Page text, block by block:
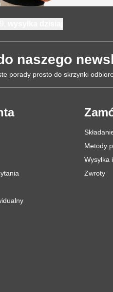
naszego
porady prosto do skrzynki
Metody
Wysyłka
Zwroty